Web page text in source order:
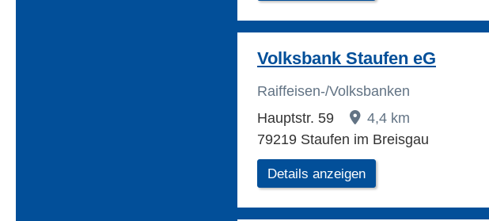
Volksbank Staufen eG
Raiffeisen-/Volksbanken
Hauptstr. 59
4,4 km
79219 Staufen im Breisgau
Details anzeigen